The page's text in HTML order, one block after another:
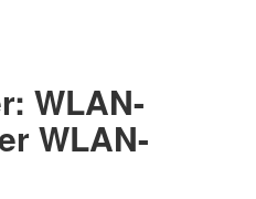
WLAN-
WLAN-